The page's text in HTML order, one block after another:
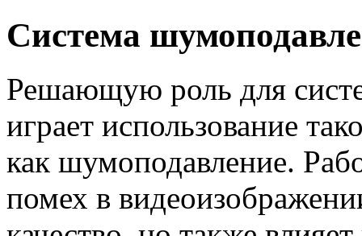
Система
Решающую роль для
играет использование
как шумоподавление.
помех в